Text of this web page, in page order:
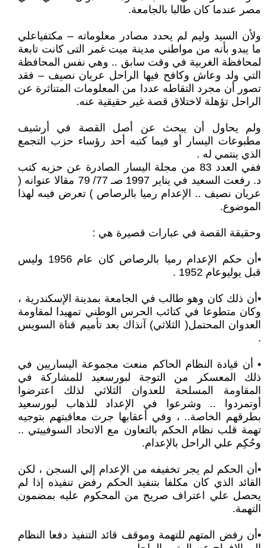
مصر عندما كان طالبا بالجامعة.
ولأن السيد وليم لم يحدد مصادر معلوماته – مكتفياعلي
ما يبدو بأنه من مواطني مدينة ميت غمر التى كانت تابعة
لمحافظة الغربية في وقت سابق .. وهي نفس المحافظة
التي ولد وعاش وكافح فيها الراحل عريان نصيف – فقد
تصور أن مجرد التقاطه عددا من المعلومات المتناثرة عن
الراحل تؤهلة لاختلاق قصة غير حقيقية عنه.
ولم يحاول أن يبحث عن أصل القصة في أرشيف
مطبوعات اليسار أو فيما كتبه أحد رؤساء حزب التجمع
الذي ينتمي له .
ففي العدد 83 من مجلة اليسار الصادرة عن حزبه كتب
د. رفعت السعيد في يناير 1997 صـ 77/ 79 مقالا عنوانه (
عريان نصيف .. الإعدام رميا بالرصاص ) تعرض فيىه لهذا
الموضوع.
وحقيقة القصة في عبارات قصيرة هي :
•أن حكم الإعدام رميا بالرصاص كان عام 1956 وليس
قبل يوليوعام 1952 .
•أن ذلك كان وهو طالب في الجامعة بمدينة الإسكندرية ،
وكان متطوعا في كتائب الحرس الوطني تمهيدا لمقاومة
العدوان المحتمل( الثلاثي) آنذاك بعد تأميم قناة السويس
.
• أن قيادة النظام الحاكم منعت مجموعة اليساريين في
ذلك المعسكر من التوجة لبورسعيد للمشاركة في
المقاومة المسلحة للعدوان الثلاثي لذلك اعترضوا
أوتمردوا .. وشرعوا في الإعداد للذهاب لبورسعيد
بطرقهم الخاصة.. ، وفي أعقابها جرت معاقبتهم بتوجيه
تهمة قلب نظام الحكم بالتعاون مع الاتحاد السوفييتي ..
وحُكِم علي الراحل بالإعدام.
•أن الحكم لم يجر تخفيفه من الإعدام إلي السجن ، لكن
القائد الذي كان مكلفا بتنفيذ الحكم رفض تنفيذه إذا لم
يحصل علي اعتراف صريح من المحكوم عليه بمضمون
التهمة.
•أن رفض المتهم للتهمة وموقف قائد التنفيذ دفعا النظام